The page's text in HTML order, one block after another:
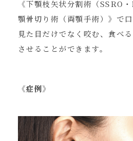
《下顎枝矢状分割術（SSRO
顎骨切り術（両顎手術）》で口
見た目だけでなく咬む、食べ
させることができます。
《症例》